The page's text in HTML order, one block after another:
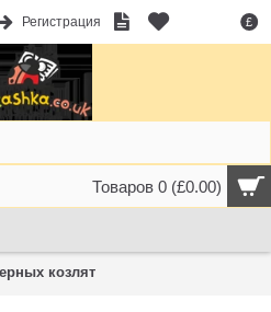
£
Регистрация
Товаров 0 (£0.00)
козлят